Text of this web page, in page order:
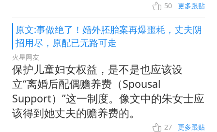
50 更多跟贴
原文:事做绝了！婚外胚胎案再爆噩耗，丈夫阴
招用尽，原配已无路可走
火星网友
保护儿童妇女权益，是不是也应该设
立“离婚后配偶赡养费（Spousal
Support）”这一制度。像文中的朱女士应
该得到她丈夫的赡养费的。
27 更多跟贴